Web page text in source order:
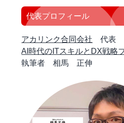
代表プロフィール
アカリンク合同会社 代表
AI時代のITスキルとDX戦略
執筆者 相馬 正伸